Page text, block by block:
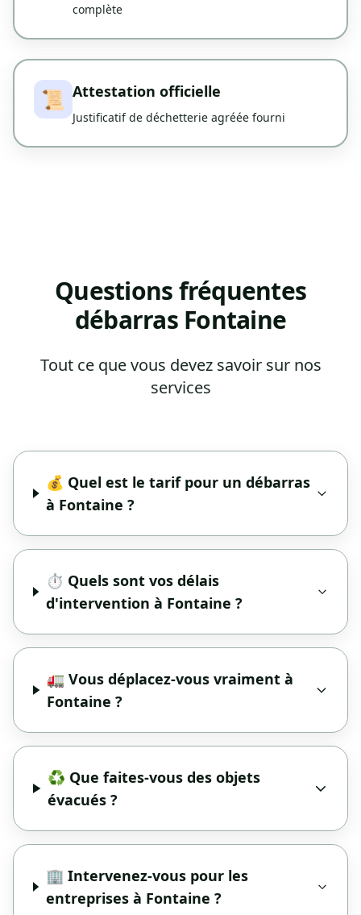
complète
📜 Attestation officielle
Justificatif de déchetterie agréée fourni
Questions fréquentes
débarras Fontaine
Tout ce que vous devez savoir sur nos
services
💰 Quel est le tarif pour un débarras
à Fontaine ?
⏱️ Quels sont vos délais
d'intervention à Fontaine ?
🚛 Vous déplacez-vous vraiment à
Fontaine ?
♻️ Que faites-vous des objets
évacués ?
🏢 Intervenez-vous pour les
entreprises à Fontaine ?